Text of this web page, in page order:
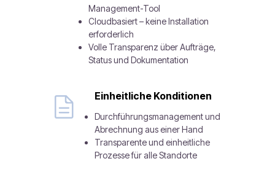
Management-Tool
Cloudbasiert – keine Installation
erforderlich
Volle Transparenz über Aufträge,
Status und Dokumentation
Einheitliche Konditionen
Durchführungsmanagement und
Abrechnung aus einer Hand
Transparente und einheitliche
Prozesse für alle Standorte